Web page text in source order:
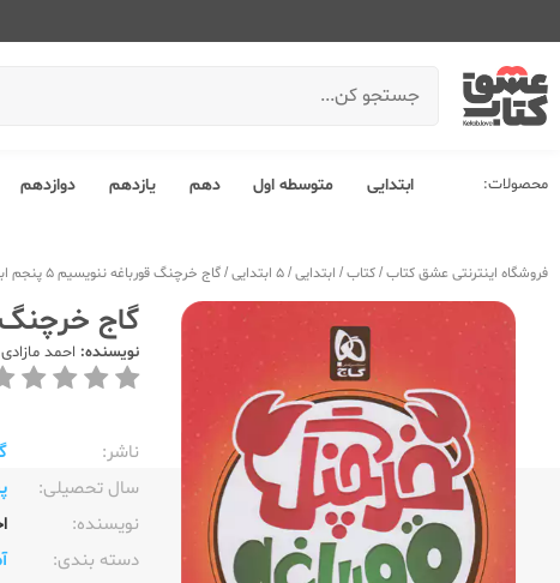
محصولات: ابتدایی متوسطه اول دهم یازدهم دوازدهم
فروشگاه اینترنتی عشق کتاب/کتاب/ ابتدایی/5 ابتدایی /گاج خرچنگ قورباغه ننویسیم 5 پنجم ابتدایی
گاج خرچنگ
نویسنده: احمد مازادی
ناشر:‌
سال تحصیلی:‌
نویسنده:‌
دسته بندی: